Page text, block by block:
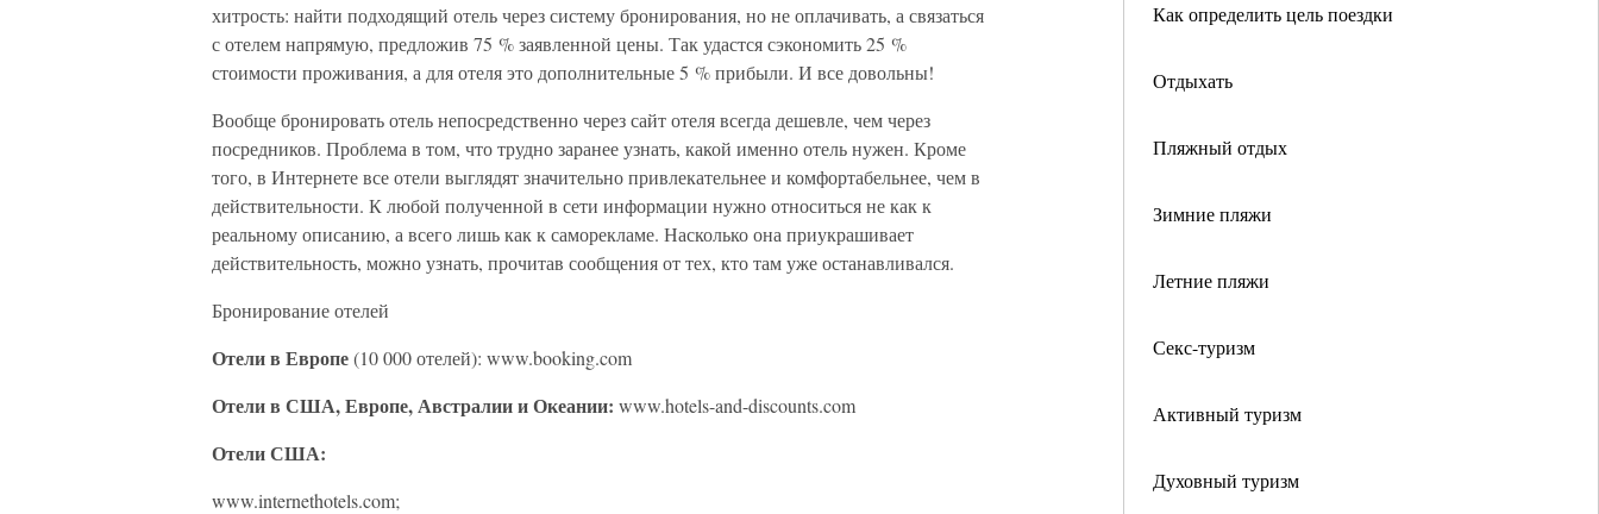
Как определить цель поездки
Отдыхать
Пляжный отдых
Зимние пляжи
Летние пляжи
Секс-туризм
Активный туризм
Духовный туризм
хитрость: найти подходящий отель через систему бронирования, но не оплачивать, а связаться
с отелем напрямую, предложив 75 % заявленной цены. Так удастся сэкономить 25 %
стоимости проживания, а для отеля это дополнительные 5 % прибыли. И все довольны!
Вообще бронировать отель непосредственно через сайт отеля всегда дешевле, чем через
посредников. Проблема в том, что трудно заранее узнать, какой именно отель нужен. Кроме
того, в Интернете все отели выглядят значительно привлекательнее и комфортабельнее, чем в
действительности. К любой полученной в сети информации нужно относиться не как к
реальному описанию, а всего лишь как к саморекламе. Насколько она приукрашивает
действительность, можно узнать, прочитав сообщения от тех, кто там уже останавливался.
Бронирование отелей
Отели в Европе(10 000 отелей): www.booking.com
Отели в США, Европе, Австралии и Океании: www.hotels-and-discounts.com
Отели США:
www.internethotels.com;